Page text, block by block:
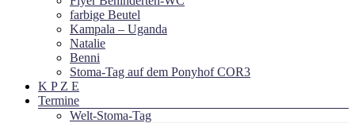
farbige Beutel
Kampala – Uganda
Natalie
Benni
Stoma-Tag auf dem Ponyhof COR3
K P Z E
Termine
Welt-Stoma-Tag